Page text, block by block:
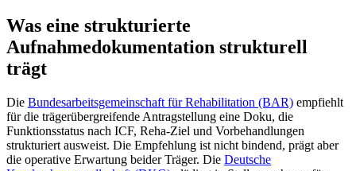
Was eine strukturierte
Aufnahmedokumentation strukturell
trägt
Die Bundesarbeitsgemeinschaft für Rehabilitation (BAR) empfiehlt
für die trägerübergreifende Antragstellung eine Doku, die
Funktionsstatus nach ICF, Reha-Ziel und Vorbehandlungen
strukturiert ausweist. Die Empfehlung ist nicht bindend, prägt aber
die operative Erwartung beider Träger. Die Deutsche